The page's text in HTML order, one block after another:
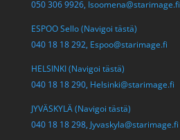
050 306 9926, Isoomena@starimage.fi
ESPOO Sello (Navigoi tästä)
040 18 18 292, Espoo@starimage.fi
HELSINKI (Navigoi tästä)
040 18 18 290, Helsinki@starimage.fi
JYVÄSKYLÄ (Navigoi tästä)
040 18 18 298, Jyvaskyla@starimage.fi